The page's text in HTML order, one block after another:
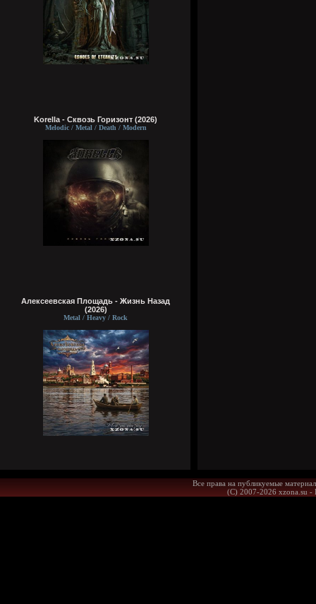
Korella - Сквозь Горизонт (2026)
Melodic / Metal / Death / Modern
Алексеевская Площадь - Жизнь Назад
(2026)
Metal / Heavy / Rock
Все права на публикуемые
(С) 2007-2026 xzona.su -